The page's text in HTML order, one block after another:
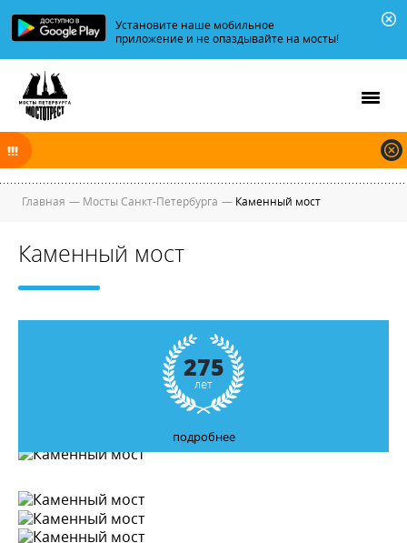
Установите наше мобильное
приложение и не опаздывайте на мосты!
разводятся по графику.
Главная — Мосты Санкт-Петербурга — Каменный мост
Каменный мост
275
лет
подробнее